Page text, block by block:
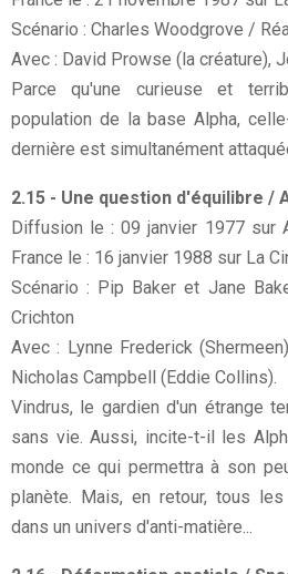
Scénario : Charles Woodgrove /
Avec : David Prowse (la créature),
Parce qu'une curieuse et
population de la base Alpha,
dernière est simultanément
2.15 - Une question d'équilibre /
Diffusion le : 09 janvier 1977 sur
France le : 16 janvier 1988 sur La
Scénario : Pip Baker et Jane
Crichton
Avec : Lynne Frederick
Nicholas Campbell (Eddie Collins).
Vindrus, le gardien d'un étrange
sans vie. Aussi, incite-t-il les
monde ce qui permettra à son
planète. Mais, en retour, tous
dans un univers d'anti-matière...